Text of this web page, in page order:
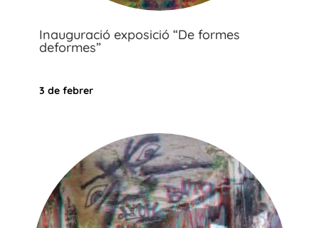
Inauguració exposició “De formes
deformes”
3 de febrer